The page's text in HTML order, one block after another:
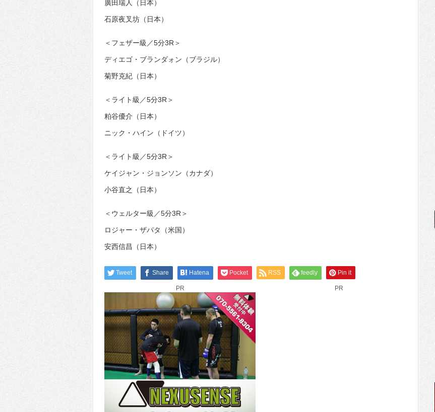
廣田瑞人（日本）
石原夜叉坊（日本）
＜フェザー級／5分3R＞
ディエゴ・ブランダォン（ブラジル）
菊野克紀（日本）
＜ライト級／5分3R＞
粕谷優介（日本）
ニック・ハイン（ドイツ）
＜ライト級／5分3R＞
ケイジャン・ジョンソン（カナダ）
小谷直之（日本）
＜ウェルター級／5分3R＞
ロジャー・ザパタ（米国）
安西信昌（日本）
Tweet Share Hatena Pocket RSS feedly Pin it
PR PR